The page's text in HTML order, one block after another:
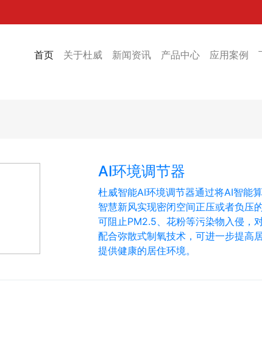
首页 (current)
关于杜威 新闻资讯 产品中心 应用案例
AI环境调节器
杜威智能AI环境调节器通过将AI智能
智慧新风实现密闭空间正压或者负压
可阻止PM2.5、花粉等污染物入侵，
配合弥散式制氧技术，可进一步提高
提供健康的居住环境。